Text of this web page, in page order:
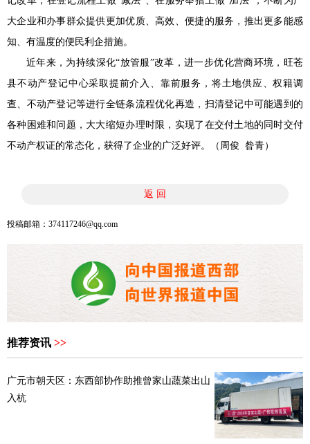
大企业和办事群众提供更加优质、高效、便捷的服务，推出更多能感
知、有温度的便民利企措施。
近年来，为持续深化“放管服”改革，进一步优化营商环境，旺苍
县不动产登记中心采取提前介入、靠前服务，将土地供应、权籍调
查、不动产登记等进行全链条流程优化再造，扫清登记中可能遇到的
各种困难和问题，大大缩短办理时限，实现了在交付土地的同时交付
不动产权证的常态化，获得了企业的广泛好评。（周俊 昝青）
返 回
投稿邮箱：374117246@qq.com
推荐资讯 >>
广元市朝天区：东西部协作助推曾家山蔬菜出山
入杭